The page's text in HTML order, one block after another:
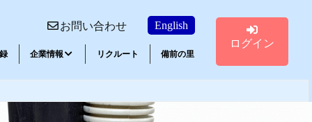
お問い合わせ English
講習会ご案内
企業情報 リクルート 備前の里
ログイン